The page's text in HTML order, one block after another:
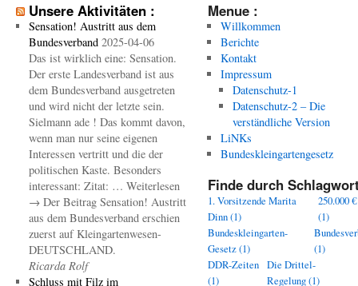
Unsere Aktivitäten :
Sensation! Austritt aus dem
Bundesverband 2025-04-06
Das ist wirklich eine: Sensation.
Der erste Landesverband ist aus
dem Bundesverband ausgetreten
und wird nicht der letzte sein.
Sielmann ade ! Das kommt davon,
wenn man nur seine eigenen
Interessen vertritt und die der
politischen Kaste. Besonders
interessant: Zitat: … Weiterlesen
→ Der Beitrag Sensation! Austritt
aus dem Bundesverband erschien
zuerst auf Kleingartenwesen-
DEUTSCHLAND.
Ricarda Rolf
Schluss mit Filz im
Menue :
Willkommen
Berichte
Kontakt
Impressum
Datenschutz-1
Datenschutz-2 – Die
verständliche Version
LiNKs
Bundeskleingartengesetz
Finde durch
1. Vorsitzende Marita
Dinn(1)
250.000 €
(1)
Bundeskleingarten-
Gesetz(1)
(1)
DDR-Zeiten
(1)
Die Drittel-
Regelung(1)